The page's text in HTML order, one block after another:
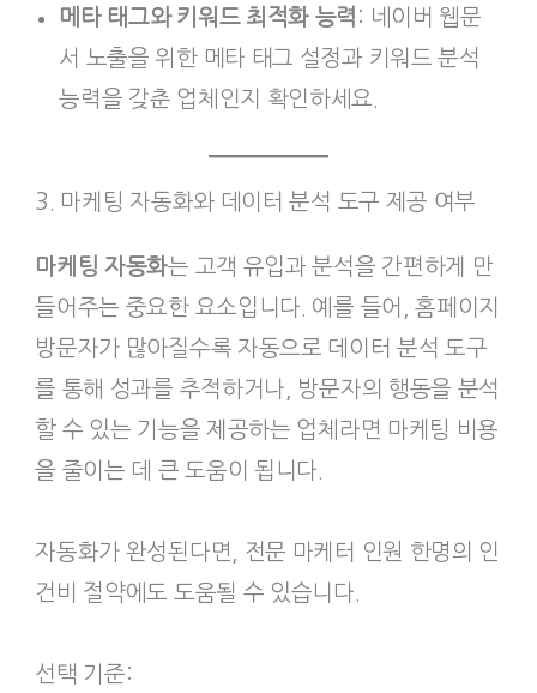
메타 태그와 키워드 최적화 능력 : 네이버 웹문
서 노출을 위한 메타 태그 설정과 키워드 분석
능력을 갖춘 업체인지 확인하세요.
3. 마케팅 자동화와 데이터 분석 도구 제공 여부
마케팅 자동화는 고객 유입과 분석을 간편하게 만
들어주는 중요한 요소입니다. 예를 들어, 홈페이지
방문자가 많아질수록 자동으로 데이터 분석 도구
를 통해 성과를 추적하거나, 방문자의 행동을 분석
할 수 있는 기능을 제공하는 업체라면 마케팅 비용
을 줄이는 데 큰 도움이 됩니다.
자동화가 완성된다면, 전문 마케터 인원 한명의 인
건비 절약에도 도움될 수 있습니다.
선택 기준: